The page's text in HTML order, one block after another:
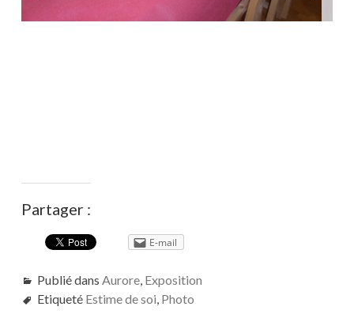
Partager :
E-mail
Publié dans Aurore, Exposition
Etiqueté Estime de soi Photo